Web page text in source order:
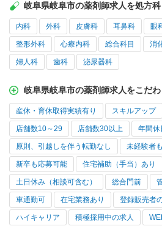
岐阜県岐阜市の薬剤師求人を処方
内科 外科 皮膚科 耳鼻科 眼
整形外科 心療内科 総合科目 消
婦人科 歯科 泌尿器科
岐阜県岐阜市の薬剤師求人をこだ
産休・育休取得実績有り スキルアップ
店舗数10～29 店舗数30以上 年間
原則、引越しを伴う転勤なし 未経験者
新卒も応募可能 住宅補助（手当）あり
土日休み（相談可含む） 総合門前
車通勤可 在宅業務あり 登録販売者
ハイキャリア 積極採用中の求人